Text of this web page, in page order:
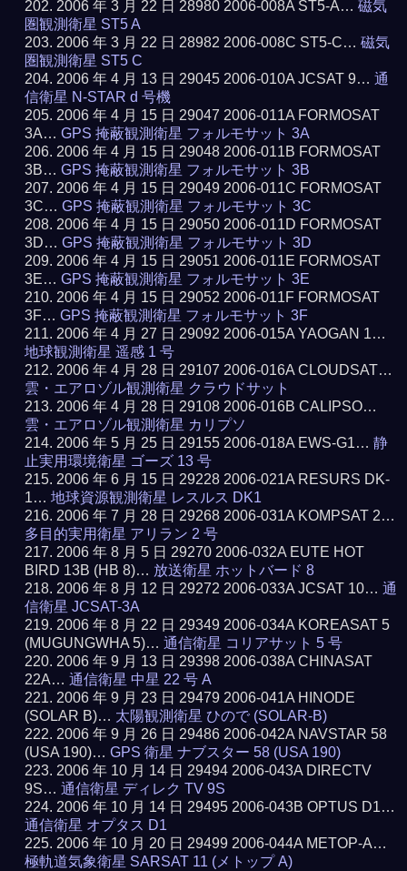
2006 年 3 月 22 日 28980 2006-008A ST5-A…磁気
圏観測衛星 ST5 A
2006 年 3 月 22 日 28982 2006-008C ST5-C…磁気
圏観測衛星 ST5 C
2006 年 4 月 13 日 29045 2006-010A JCSAT 9…通
信衛星 N-STAR d 号機
2006 年 4 月 15 日 29047 2006-011A FORMOSAT
3A…GPS 掩蔽観測衛星 フォルモサット 3A
2006 年 4 月 15 日 29048 2006-011B FORMOSAT
3B…GPS 掩蔽観測衛星 フォルモサット 3B
2006 年 4 月 15 日 29049 2006-011C FORMOSAT
3C…GPS 掩蔽観測衛星 フォルモサット 3C
2006 年 4 月 15 日 29050 2006-011D FORMOSAT
3D…GPS 掩蔽観測衛星 フォルモサット 3D
2006 年 4 月 15 日 29051 2006-011E FORMOSAT
3E…GPS 掩蔽観測衛星 フォルモサット 3E
2006 年 4 月 15 日 29052 2006-011F FORMOSAT
3F…GPS 掩蔽観測衛星 フォルモサット 3F
2006 年 4 月 27 日 29092 2006-015A YAOGAN 1…
地球観測衛星 遥感 1 号
2006 年 4 月 28 日 29107 2006-016A CLOUDSAT…
雲・エアロゾル観測衛星 クラウドサット
2006 年 4 月 28 日 29108 2006-016B CALIPSO…
雲・エアロゾル観測衛星 カリプソ
2006 年 5 月 25 日 29155 2006-018A EWS-G1…静
止実用環境衛星 ゴーズ 13 号
2006 年 6 月 15 日 29228 2006-021A RESURS DK-
1…地球資源観測衛星 レスルス DK1
2006 年 7 月 28 日 29268 2006-031A KOMPSAT 2…
多目的実用衛星 アリラン 2 号
2006 年 8 月 5 日 29270 2006-032A EUTE HOT
BIRD 13B (HB 8)… 放送衛星 ホットバード 8
2006 年 8 月 12 日 29272 2006-033A JCSAT 10…通
信衛星 JCSAT-3A
2006 年 8 月 22 日 29349 2006-034A KOREASAT 5
(MUGUNGWHA 5)…通信衛星 コリアサット 5 号
2006 年 9 月 13 日 29398 2006-038A CHINASAT
22A…通信衛星 中星 22 号 A
2006 年 9 月 23 日 29479 2006-041A HINODE
(SOLAR B)… 太陽観測衛星 ひので (SOLAR-B)
2006 年 9 月 26 日 29486 2006-042A NAVSTAR 58
(USA 190)…GPS 衛星 ナブスター 58 (USA 190)
2006 年 10 月 14 日 29494 2006-043A DIRECTV
9S…通信衛星 ディレク TV 9S
2006 年 10 月 14 日 29495 2006-043B OPTUS D1…
通信衛星 オプタス D1
2006 年 10 月 20 日 29499 2006-044A METOP-A…
極軌道気象衛星 SARSAT 11 (メトップ A)